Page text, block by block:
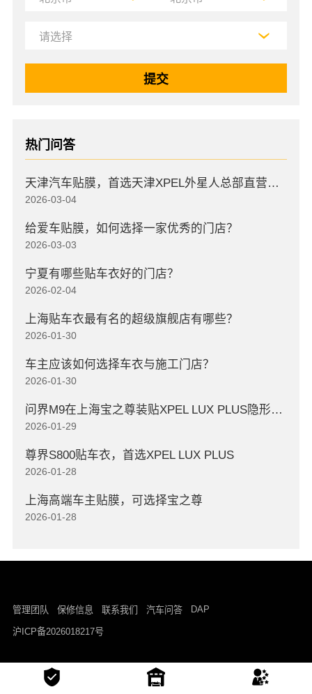
热门问答
天津汽车贴膜，首选天津XPEL外星人总部直营店，高口碑店
2026-03-04
给爱车贴膜，如何选择一家优秀的门店？
2026-03-03
宁夏有哪些贴车衣好的门店？
2026-02-04
上海贴车衣最有名的超级旗舰店有哪些？
2026-01-30
车主应该如何选择车衣与施工门店？
2026-01-30
问界M9在上海宝之尊装贴XPEL LUX PLUS隐形车衣
2026-01-29
尊界S800贴车衣，首选XPEL LUX PLUS
2026-01-28
上海高端车主贴膜，可选择宝之尊
2026-01-28
管理团队 保修信息 联系我们 汽车问答 DAP
沪ICP备2026018217号